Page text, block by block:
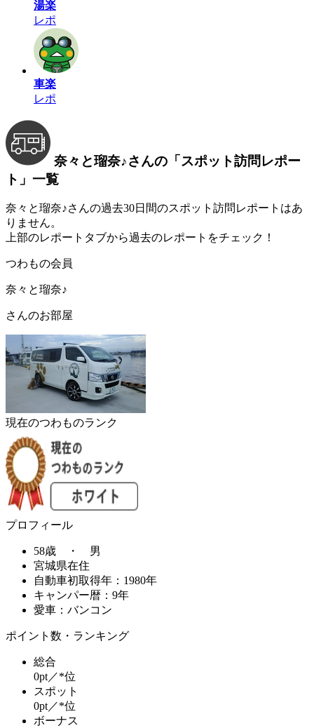
湯楽
レポ
車楽
レポ
奈々と瑠奈♪さんの 「スポット訪問レポー
ト」 一覧
奈々と瑠奈♪さんの過去30日間のスポット訪問レポートはあ
りません。
上部のレポートタブから過去のレポートをチェック！
つわもの会員
奈々と瑠奈♪
さんのお部屋
現在のつわものランク
プロフィール
58歳 ・ 男
宮城県在住
自動車初取得年：1980年
キャンパー暦：9年
愛車：バンコン
ポイント数・ランキング
総合
0pt／*位
スポット
0pt／*位
ボーナス